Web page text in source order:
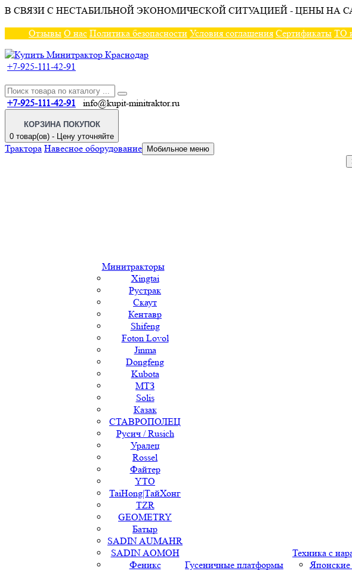
В СВЯЗИ С НЕСТАБИЛЬНОЙ ЭКОНОМИЧЕСКОЙ СИТУАЦИЕЙ - ЦЕНЫ НА
Отзывы О нас Политика безопасности Условия соглашения Сертификаты ТО
+7-925-111-42-91
+7-925-111-42-91 info@kupit-minitraktor.ru
КОРЗИНА ПОКУПОК
0 товар(ов) - Цену уточняйте
Трактора Навесное оборудование
Мобильное меню
Минитракторы
Xingtai
Рустрак
Скаут
Кентавр
Shifeng
Foton Lovol
Jinma
Dongfeng
Kubota
МТЗ
Solis
Казак
СТАВРОПОЛЕЦ
Русич / Rusich
Уралец
Rossel
Файтер
YTO
TaiHong|ТайХонг
TZR
GEOMETRY
Батыр
SADIN AUMAHR
SADIN AOMOH
Феникс
Гусеничные платформы
Техника с
Японские